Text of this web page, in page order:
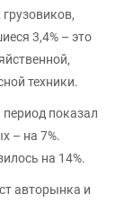
3,4% – это
техники.
показал
– на 7%.
на 14%.
авторынка и